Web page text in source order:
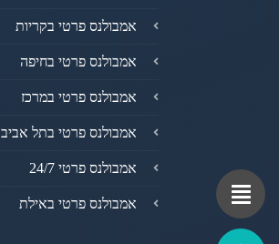
אמבולנס פרטי בקריות
אמבולנס פרטי בחיפה
אמבולנס פרטי במרכז
אמבולנס פרטי בתל אביב
אמבולנס פרטי 24/7
אמבולנס פרטי באילת